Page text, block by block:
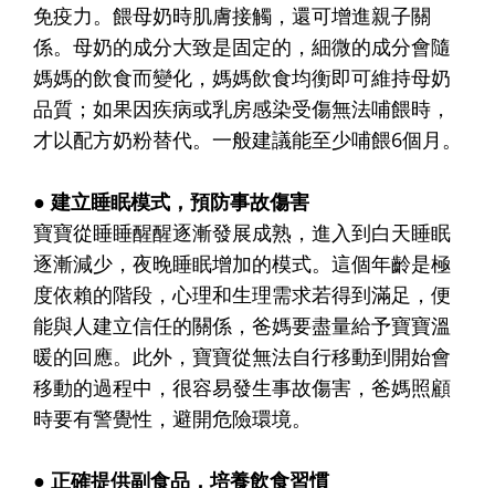
免疫力。餵母奶時肌膚接觸，還可增進親子關
係。母奶的成分大致是固定的，細微的成分會隨
媽媽的飲食而變化，媽媽飲食均衡即可維持母奶
品質；如果因疾病或乳房感染受傷無法哺餵時，
才以配方奶粉替代。一般建議能至少哺餵6個月。
● 建立睡眠模式，預防事故傷害
寶寶從睡睡醒醒逐漸發展成熟，進入到白天睡眠
逐漸減少，夜晚睡眠增加的模式。這個年齡是極
度依賴的階段，心理和生理需求若得到滿足，便
能與人建立信任的關係，爸媽要盡量給予寶寶溫
暖的回應。此外，寶寶從無法自行移動到開始會
移動的過程中，很容易發生事故傷害，爸媽照顧
時要有警覺性，避開危險環境。
● 正確提供副食品，培養飲食習慣